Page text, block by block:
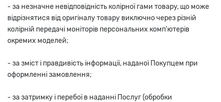
- за незначне невідповідність колірної гами товару, що може
відрізнятися від оригіналу товару виключно через різній
колірній передачі моніторів персональних комп'ютерів
окремих моделей;
- за зміст і правдивість інформації, наданої Покупцем при
оформленні замовлення;
- за затримку і перебої в наданні Послуг (обробки